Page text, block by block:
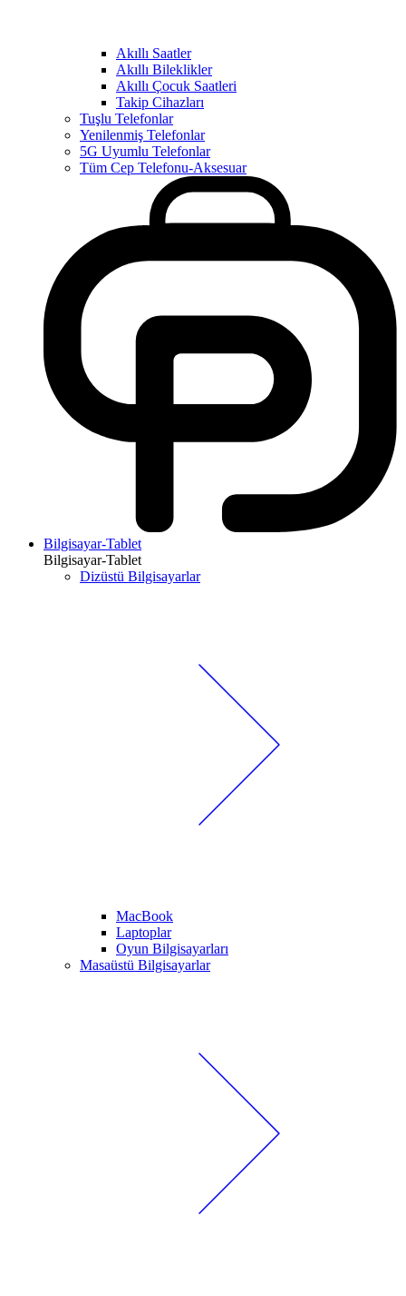
Akıllı Saatler
Akıllı Bileklikler
Akıllı Çocuk Saatleri
Takip Cihazları
Tuşlu Telefonlar
Yenilenmiş Telefonlar
5G Uyumlu Telefonlar
Tüm Cep Telefonu-Aksesuar
Bilgisayar-Tablet
Bilgisayar-Tablet
Dizüstü Bilgisayarlar
MacBook
Laptoplar
Oyun Bilgisayarları
Masaüstü Bilgisayarlar